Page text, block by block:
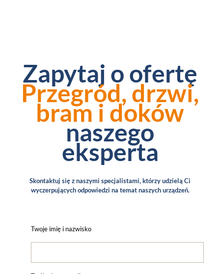
Zapytaj o ofertę
Przegród, drzwi,
bram i doków
naszego
eksperta
Skontaktuj się z naszymi specjalistami, którzy udzielą Ci
wyczerpujących odpowiedzi na temat naszych urządzeń.
Twoje imię i nazwisko